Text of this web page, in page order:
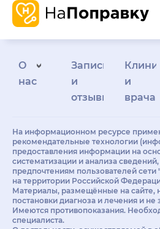
О
нас
Запись
и
отзывы
и
врачам
На информационном ресурсе
рекомендательные технологии
предоставления информации на
систематизации и анализа
предпочтениям пользователей
на территории Российской
Материалы, размещённые на сайте,
постановки диагноза и лечения и
Имеются противопоказания.
специалиста.